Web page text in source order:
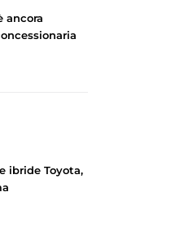
ancora
ibride Toyota,